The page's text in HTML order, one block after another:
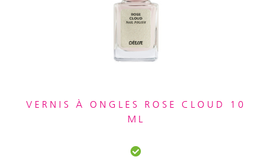
VERNIS À ONGLES ROSE CLOUD 10
ML